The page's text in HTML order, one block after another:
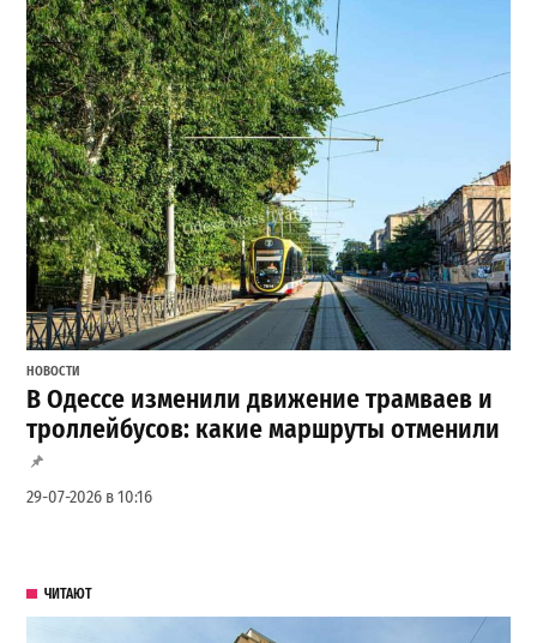
НОВОСТИ
В Одессе изменили движение трамваев и
троллейбусов: какие маршруты отменили
29-07-2026 в 10:16
ЧИТАЮТ